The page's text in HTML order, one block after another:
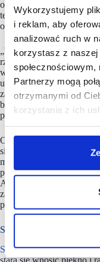
Wykorzystujemy
i reklam, aby
analizować ruch w
korzystasz z naszej
Partnerzy mogą
otrzymanymi od
korzystania z ich
oświetleniem, jak w
teatrze, przy
opowiada Mikkel Grene.
„W tamtych czasach
rzadkością, więc aby
wymyślili dwie fikcyjne
udzielały klientom
za pomocą ręcznie
bardzo obecne w narracji
podobnie jak ręcznie
Od lat 70. Søstrene
sieć sklepów, ale wiele
marki: produkty w
przypominający teatr,
Anna i Clara. Wkrótce
zapoznać się z wyjątkową
produktów Søstrene Grene.
Søstrene Grene zarządza
Søstrene Greneto duńska